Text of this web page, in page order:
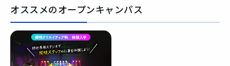
オススメのオープンキャンパス